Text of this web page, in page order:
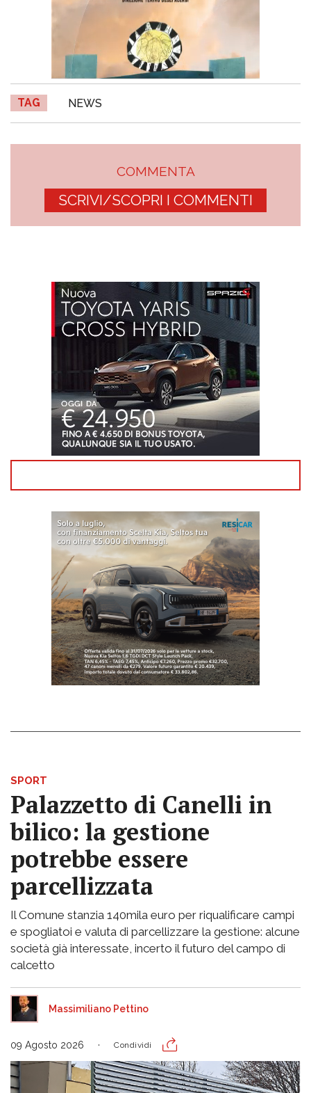
TAG NEWS
COMMENTA
SCRIVI/SCOPRI I COMMENTI
SPORT
Palazzetto di Canelli in
bilico: la gestione
potrebbe essere
parcellizzata
Il Comune stanzia 140mila euro per riqualificare campi
e spogliatoi e valuta di parcellizzare la gestione: alcune
società già interessate, incerto il futuro del campo di
calcetto
Massimiliano Pettino
09 Agosto 2026 Condividi